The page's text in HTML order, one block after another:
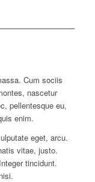
Cum sociis
nascetur
pellentesque eu,
enim.
eget, arcu.
vitae, justo.
tincidunt.